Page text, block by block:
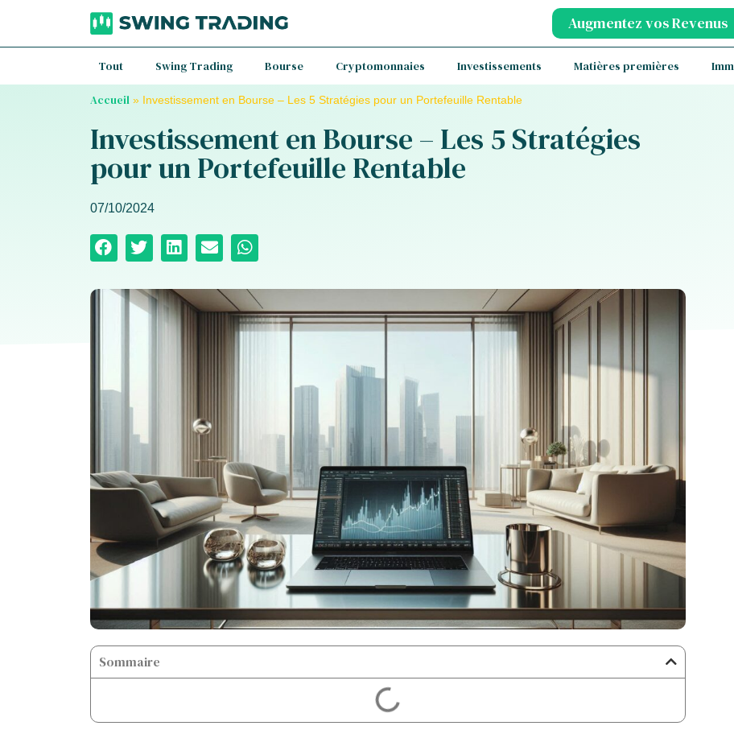
Augmentez vos Revenus
Tout Swing Trading Bourse Cryptomonnaies Investissements Matières premières
Accueil » Investissement en Bourse – Les 5 Stratégies pour un Portefeuille Rentable
Investissement en Bourse – Les 5 Stratégies
pour un Portefeuille Rentable
07/10/2024
Sommaire